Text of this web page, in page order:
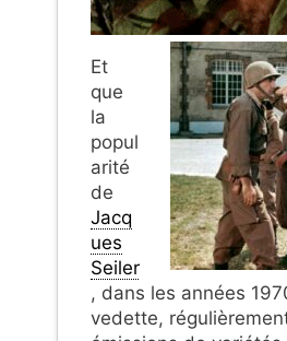
Et
que
la
popul
arité
de
Jacq
ues
Seiler
, dans les années
vedette,